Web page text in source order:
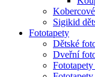
Sigikid
Fototapety
Dětské
Dveřní